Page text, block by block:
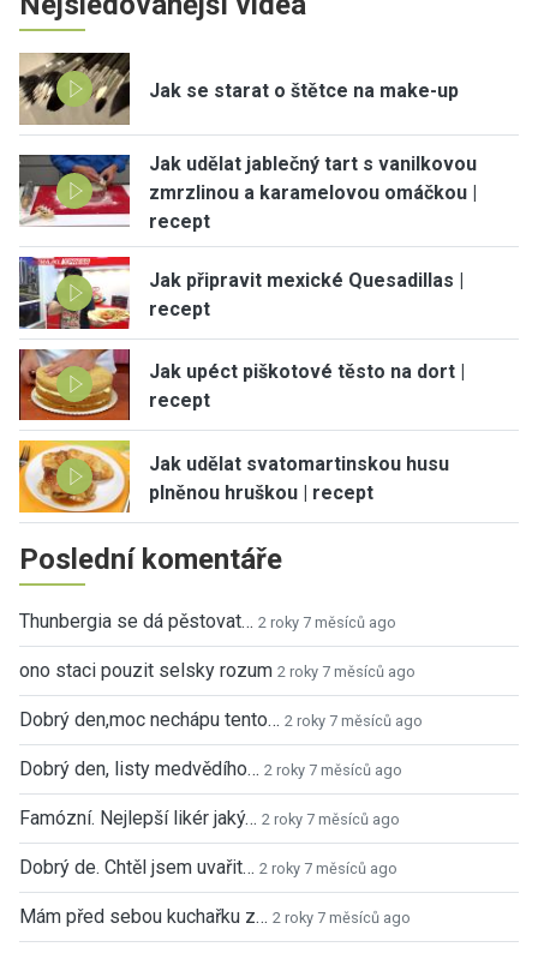
Jak se starat o štětce na make-up
Jak udělat jablečný tart s vanilkovou
zmrzlinou a karamelovou omáčkou |
recept
Jak připravit mexické Quesadillas |
recept
Jak upéct piškotové těsto na dort |
recept
Jak udělat svatomartinskou husu
plněnou hruškou | recept
Poslední komentáře
Thunbergia se dá pěstovat… 2 roky 7 měsíců ago
ono staci pouzit selsky rozum 2 roky 7 měsíců ago
Dobrý den,moc nechápu tento… 2 roky 7 měsíců ago
Dobrý den, listy medvědího… 2 roky 7 měsíců ago
Famózní. Nejlepší likér jaký… 2 roky 7 měsíců ago
Dobrý de. Chtěl jsem uvařit… 2 roky 7 měsíců ago
Mám před sebou kuchařku z… 2 roky 7 měsíců ago